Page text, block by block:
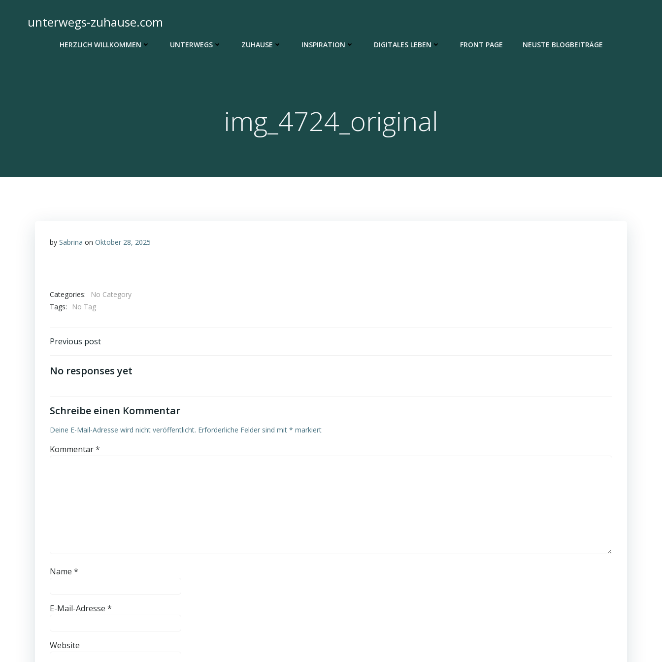
springenunterwegs-zuhause.com
HERZLICH WILLKOMMEN UNTERWEGS ZUHAUSE INSPIRATION DIGITALES LEBEN FRONT PAGE NEUSTE BLOGBEITRÄGE
img_4724_original
by Sabrina on Oktober 28, 2025
Categories:
No Category
Tags:
No Tag
Post
navigation
Previous post
No responses yet
Schreibe einen Kommentar
Deine E-Mail-Adresse wird nicht veröffentlicht. Erforderliche Felder sind mit * markiert
Kommentar*
Name *
E-Mail-Adresse *
Website